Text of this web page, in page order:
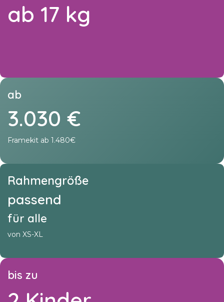
ab 17 kg
ab
3.030 €
Framekit ab 1.480€
Rahmengröße
passend
für alle
von XS-XL
bis zu